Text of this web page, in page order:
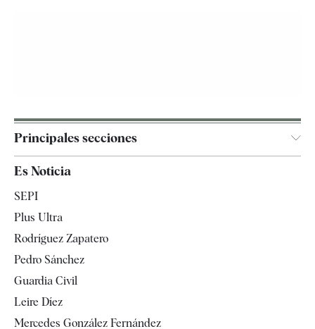
Principales secciones
España
Televisión
Es Noticia
SEPI
Plus Ultra
Rodríguez Zapatero
Pedro Sánchez
Guardia Civil
Leire Díez
Mercedes González Fernández